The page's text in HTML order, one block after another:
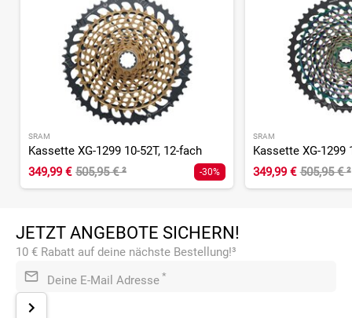
SRAM
Kassette XG-1299 10-52T, 12-fach
349,99 € 505,95 €² -30%
SRAM
Kassette XG-1299
349,99 € 505,95 €²
JETZT ANGEBOTE SICHERN!
10 € Rabatt auf deine nächste Bestellung!³
Deine E-Mail Adresse *